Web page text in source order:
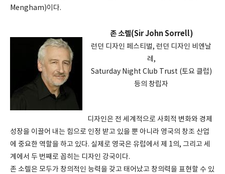
Mengham)이다.
존 소렐(Sir John Sorrell)
런던 디자인 페스티벌, 런던 디자인 비엔날
레,
Saturday Night Club Trust (토요 클럽)
등의 창립자
디자인은 전 세계적으로 사회적 변화와 경제
성장을 이끌어 내는 힘으로 인정 받고 있을 뿐 아니라 영국의 창조 산업
에 중요한 역할을 하고 있다. 실제로 영국은 유럽에서 제 1의, 그리고 세
계에서 두 번째로 꼽히는 디자인 강국이다.
존 소렐은 모두가 창의적인 능력을 갖고 태어났고 창의력을 표현할 수 있